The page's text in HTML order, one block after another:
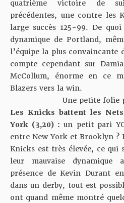
quatrième victoire de
précédentes, une contre les
large succès 125-99. De
dynamique de Portland,
l’équipe la plus convaincante
compte cependant sur
McCollum, énorme en ce
Blazers vers la win.
Une petite folie
Les Knicks battent les
York (3,20) : un petit pari
entre New York et Brooklyn ?
Knicks est très élevée, ce qui
leur mauvaise dynamique
présence de Kevin Durant
dans un derby, tout est
ont quand même montré